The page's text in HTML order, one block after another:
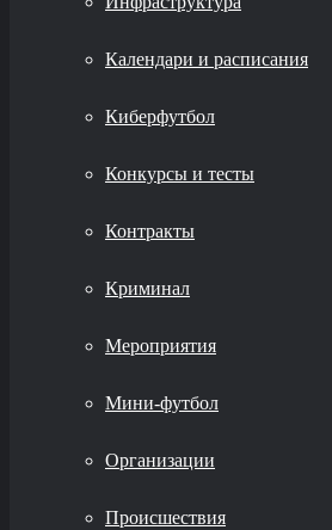
Календари и расписания
Киберфутбол
Конкурсы и тесты
Контракты
Криминал
Мероприятия
Мини-футбол
Организации
Происшествия